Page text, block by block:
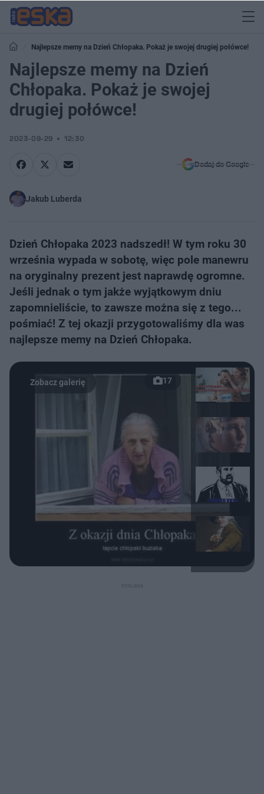
Najlepsze memy na Dzień Chłopaka. Pokaż je swojej drugiej połówce!
Najlepsze memy na Dzień
Chłopaka. Pokaż je swojej
drugiej połówce!
2023-09-29 12:30
Dodaj do Google
Jakub Luberda
Dzień Chłopaka 2023 nadszedł! W tym roku 30
września wypada w sobotę, więc pole manewru
na oryginalny prezent jest naprawdę ogromne.
Jeśli jednak o tym jakże wyjątkowym dniu
zapomnieliście, to zawsze można się z tego...
pośmiać! Z tej okazji przygotowaliśmy dla was
najlepsze memy na Dzień Chłopaka.
17